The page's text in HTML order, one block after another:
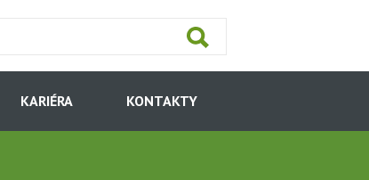
KARIÉRA KONTAKTY